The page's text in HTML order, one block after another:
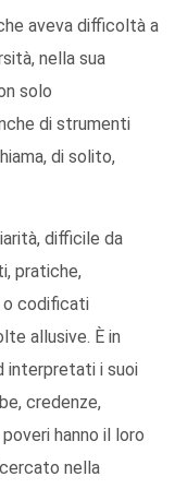
aveva difficoltà a
nella sua
solo
di strumenti
di solito,
difficile da
pratiche,
o codificati
allusive. È in
interpretati i suoi
credenze,
hanno il loro
nella